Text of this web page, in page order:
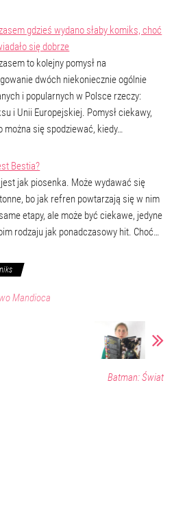
gdzieś wydano słaby komiks, choć
się dobrze
to kolejny pomysł na
dwóch niekoniecznie ogólnie
i popularnych w Polsce rzeczy:
i Unii Europejskiej. Pomysł ciekawy,
można się spodziewać, kiedy…
Bestia?
jak piosenka. Może wydawać się
bo jak refren powtarzają się w nim
etapy, ale może być ciekawe, jedyne
rodzaju jak ponadczasowy hit. Choć…
Mandioca
Batman: Świat